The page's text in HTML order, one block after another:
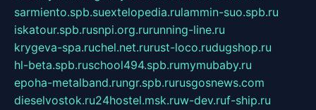
sarmiento.spb.suextelopedia.rulammin-suo.spb.ru
iskatour.spb.rusnpi.org.rurunning-line.ru
krygeva-spa.ruchel.net.rurust-loco.rudugshop.ru
hl-beta.spb.ruschool494.spb.rumymubaby.ru
epoha-metalband.rungr.spb.rurusgosnews.com
dieselvostok.ru24hostel.msk.ruw-dev.ruf-ship.ru